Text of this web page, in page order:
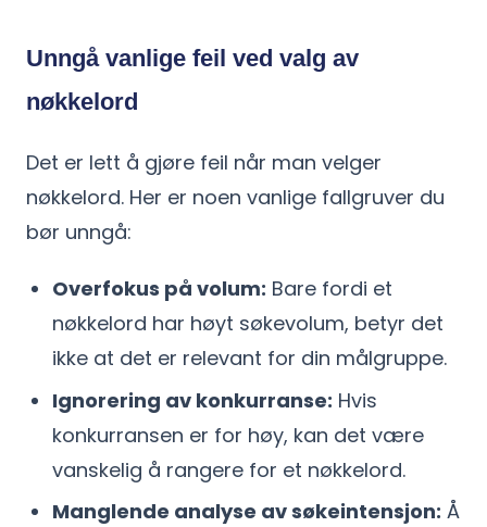
Unngå vanlige feil ved valg av
nøkkelord
Det er lett å gjøre feil når man velger
nøkkelord. Her er noen vanlige fallgruver du
bør unngå:
Overfokus på volum: Bare fordi et
nøkkelord har høyt søkevolum, betyr det
ikke at det er relevant for din målgruppe.
Ignorering av konkurranse: Hvis
konkurransen er for høy, kan det være
vanskelig å rangere for et nøkkelord.
Manglende analyse av søkeintensjon: Å